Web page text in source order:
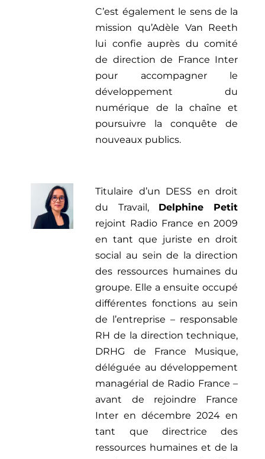
C’est également le sens de la
mission qu’Adèle Van Reeth
lui confie auprès du comité
de direction de France Inter
pour accompagner le
développement du
numérique de la chaîne et
poursuivre la conquête de
nouveaux publics.
Titulaire d’un DESS en droit
du Travail, Delphine Petit
rejoint Radio France en 2009
en tant que juriste en droit
social au sein de la direction
des ressources humaines du
groupe. Elle a ensuite occupé
différentes fonctions au sein
de l’entreprise – responsable
RH de la direction technique,
DRHG de France Musique,
déléguée au développement
managérial de Radio France –
avant de rejoindre France
Inter en décembre 2024 en
tant que directrice des
ressources humaines et de la